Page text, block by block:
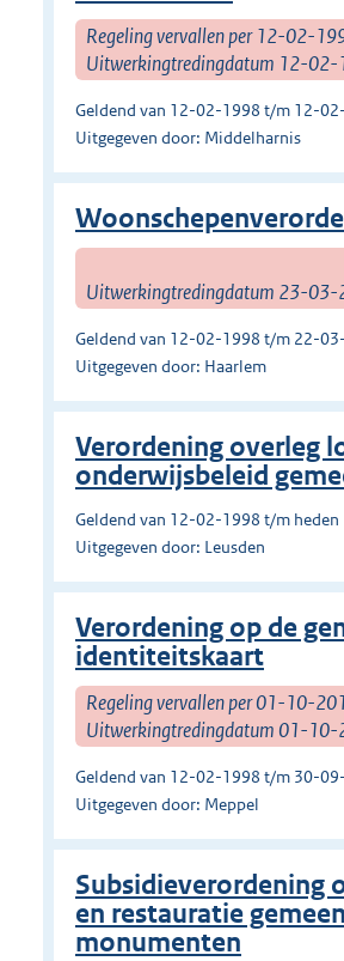
Regeling vervallen per 12-02-
Uitwerkingtredingdatum 12-02-
Geldend van 12-02-1998 t/m 12-
Uitgegeven door: Middelharnis
Uitwerkingtredingdatum 23-
Geldend van 12-02-1998 t/m 22-
Uitgegeven door: Haarlem
Verordening overleg
onderwijsbeleid
Geldend van 12-02-1998 t/m heden
Uitgegeven door: Leusden
Verordening op de
identiteitskaart
Regeling vervallen per 01-10-
Uitwerkingtredingdatum 01-10-
Geldend van 12-02-1998 t/m 30-
Uitgegeven door: Meppel
Subsidieverordening
en restauratie
monumenten